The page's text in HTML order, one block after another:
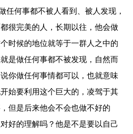
任何事都不被人看到、被人发现，
很完美的人，长期以往，他会做
时候的地位就等于一群人之中的
是做任何事都不被发现，自然而
你做任何事情都可以，也就意味
始要利用这个巨大的，凌驾于其
但是后来他会不会也做不好的
好的理解吗？他是不是要以自己